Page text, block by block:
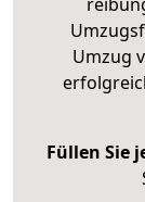
Umzug
Füllen Sie